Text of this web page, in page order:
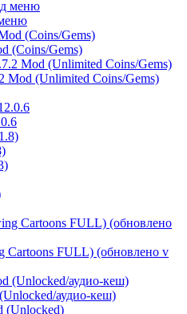
(Coins/Gems)
Mod (Unlimited Coins/Gems)
Cartoons FULL) (обновлено v
аудио-кеш)